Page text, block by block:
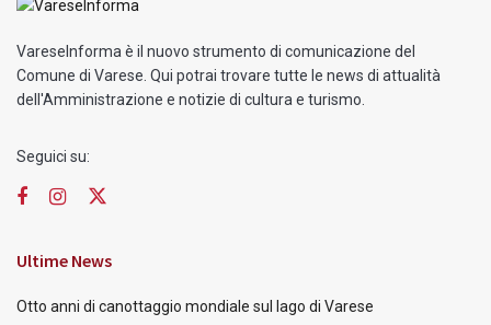
VareseInforma è il nuovo strumento di comunicazione del
Comune di Varese. Qui potrai trovare tutte le news di attualità
dell'Amministrazione e notizie di cultura e turismo.
Seguici su:
Ultime News
Otto anni di canottaggio mondiale sul lago di Varese